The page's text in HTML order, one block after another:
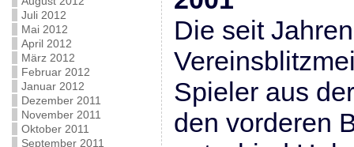
Juli 2012
Mai 2012
April 2012
März 2012
Februar 2012
Januar 2012
Dezember 2011
November 2011
Oktober 2011
September 2011
Die seit
Spieler aus
den vorderen